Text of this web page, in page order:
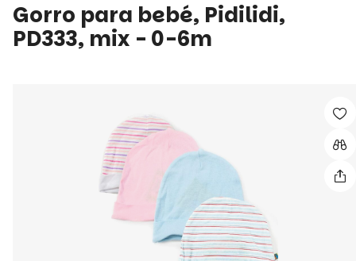
Gorro para bebé, Pidilidi,
PD333, mix - 0-6m